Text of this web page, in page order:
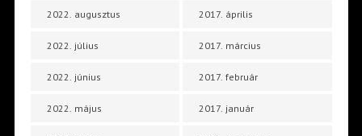
2022. augusztus
2022. július
2022. június
2022. május
2017. április
2017. március
2017. február
2017. január